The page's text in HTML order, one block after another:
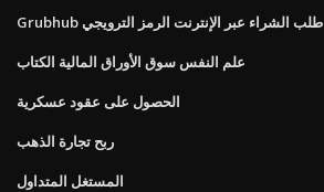
Grubhub طلب الشراء عبر الإنترنت الرمز الترويجي
علم النفس سوق الأوراق المالية الكتاب
الحصول على عقود عسكرية
ربح تجارة الذهب
المستغل المتداول